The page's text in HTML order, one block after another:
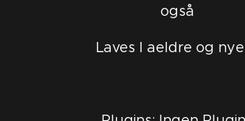
også
Laves I aeldre og